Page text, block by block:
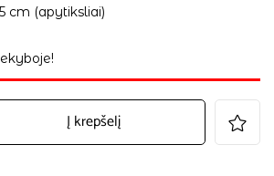
cm (apytiksliai)
Į krepšelį